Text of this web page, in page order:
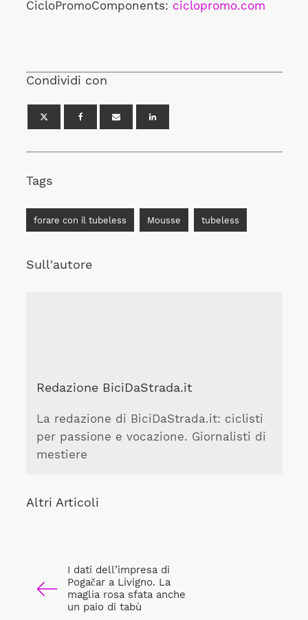
CicloPromoComponents: ciclopromo.com
Condividi con
Tags
forare con il tubeless Mousse tubeless
Sull'autore
Redazione BiciDaStrada.it
La redazione di BiciDaStrada.it: ciclisti
per passione e vocazione. Giornalisti di
mestiere
Altri Articoli
I dati dell’impresa di
Pogačar a Livigno. La
maglia rosa sfata anche
un paio di tabù